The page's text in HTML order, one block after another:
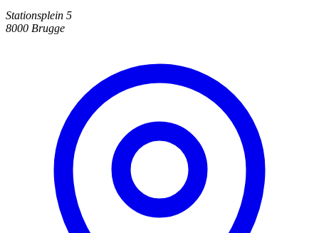
Stationsplein 5
8000 Brugge